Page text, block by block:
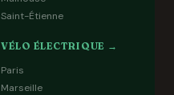
Saint-Étienne
VÉLO ÉLECTRIQUE →
Paris
Marseille